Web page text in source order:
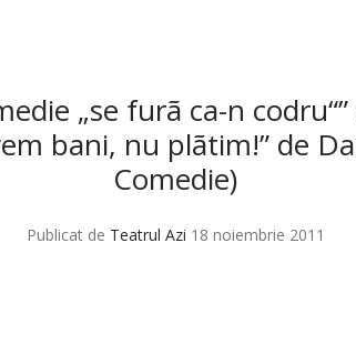
„se furã ca-n
bani, nu plãtim!” de
Comedie)
Publicat de Teatrul Azi 18 noiembrie 2011